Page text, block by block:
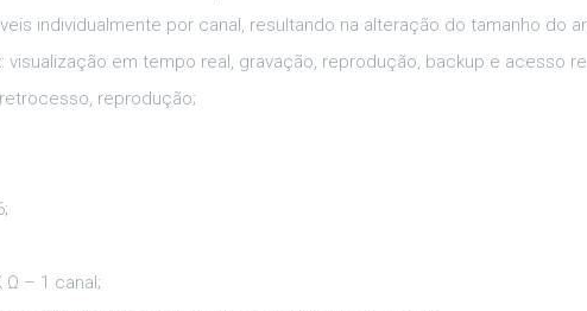
individualmente por canal, resultando na alteração do tamanho do
visualização em tempo real, gravação, reprodução, backup e acesso
reprodução;
Ω – 1 canal;